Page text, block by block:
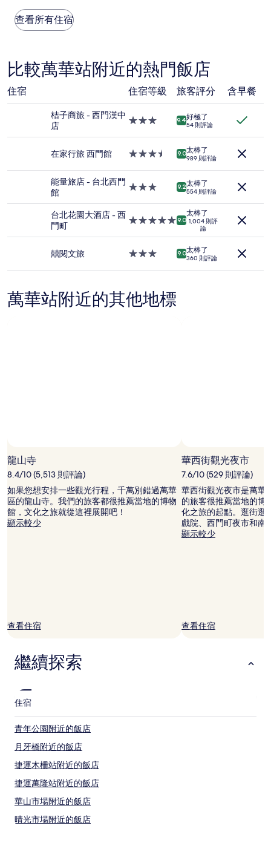
則
評
論)
晚
價
根
據
去
24
以
成
宿
為
所
尋
到
有
所
變
動，
可
能
受
到
查看所有住宿
比較萬華站附近的熱門飯店
住宿 住宿等級 旅客評分 含早餐
桔子商旅 - 西門漢中
店
3.0
住
9.4好極了
54 則評論
在家行旅 西門館
3.5
住
9.0太棒了
989 則評論
能量旅店 - 台北西門
館
3.0
住
9.2太棒了
554 則評論
台北花園大酒店 - 西
門町
5.0
住
9.0
太棒了
1,004 則評
論
囍閱文旅
3.0
宿
9.0太棒了
360 則評論
萬華站附近的其他地標
龍山寺
8.4/10 (5,513 則評論)
如果您想安排一些觀光行程，千萬別錯過萬華
區的龍山寺。我們的旅客都很推薦當地的博物
館，文化之旅就從這裡展開吧！
顯示較少
查看住宿
華西街觀光夜市
7.6/10 (529 則評論)
華西街觀光夜市是萬華
的旅客很推薦當地的博
化之旅的起點。逛街逛
戲院、西門町夜市和南
顯示較少
查看住宿
繼續探索
住宿
青年公園附近的飯店
月牙橋附近的飯店
捷運木柵站附近的飯店
捷運萬隆站附近的飯店
華山市場附近的飯店
晴光市場附近的飯店